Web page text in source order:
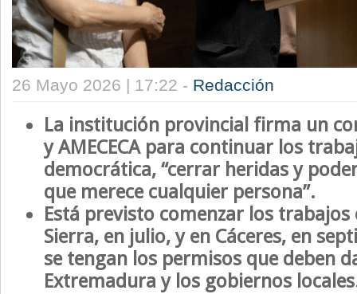
26 Mayo 2026 | 17:22 - Redacción
La institución provincial firma un
y AMECECA para continuar los
democrática, “cerrar heridas y
que merece cualquier persona”.
Está previsto comenzar los trabajos
Sierra, en julio, y en Cáceres, en
se tengan los permisos que deben
Extremadura y los gobiernos